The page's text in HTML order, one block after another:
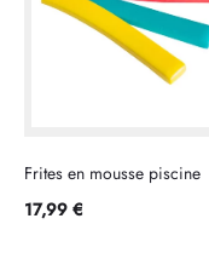
Frites en mousse piscine
17,99 €